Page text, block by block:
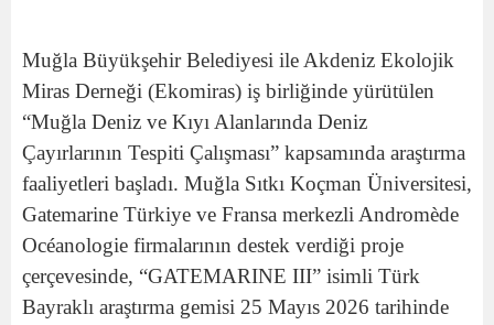
Muğla Büyükşehir Belediyesi ile Akdeniz Ekolojik
Miras Derneği (Ekomiras) iş birliğinde yürütülen
“Muğla Deniz ve Kıyı Alanlarında Deniz
Çayırlarının Tespiti Çalışması” kapsamında araştırma
faaliyetleri başladı. Muğla Sıtkı Koçman Üniversitesi,
Gatemarine Türkiye ve Fransa merkezli Andromède
Océanologie firmalarının destek verdiği proje
çerçevesinde, “GATEMARINE III” isimli Türk
Bayraklı araştırma gemisi 25 Mayıs 2026 tarihinde